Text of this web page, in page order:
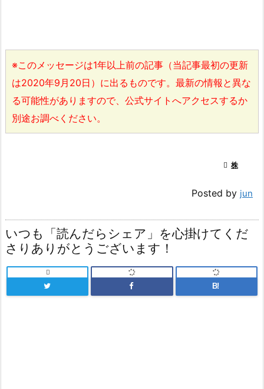
※このメッセージは1年以上前の記事（当記事最初の更新
は2020年9月20日）に出るものです。最新の情報と異な
る可能性がありますので、公式サイトへアクセスするか
別途お調べください。
 株
Posted by jun
いつも「読んだらシェア」を心掛けてくだ
さりありがとうございます！

B!